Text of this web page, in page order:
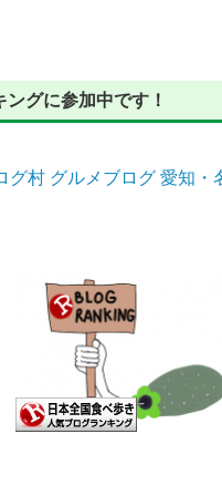
ングに参加中です！